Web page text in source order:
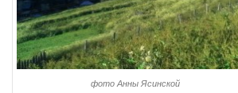
фото Анны Ясинской